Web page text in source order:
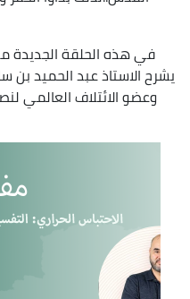
في هذه الحلقة الجديدة
يشرح الاستاذ عبد الحميد
وعضو الائتلاف